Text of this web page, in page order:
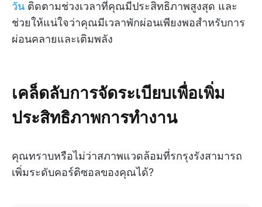
วัน ติดตามช่วงเวลาที่คุณมีประสิทธิภาพสูงสุด และ
ช่วยให้แน่ใจว่าคุณมีเวลาพักผ่อนเพียงพอสำหรับการ
ผ่อนคลายและเติมพลัง
เคล็ดลับการจัดระเบียบเพื่อเพิ่ม
ประสิทธิภาพการทำงาน
คุณทราบหรือไม่ว่าสภาพแวดล้อมที่รกรุงรังสามารถ
เพิ่มระดับคอร์ติซอลของคุณได้?